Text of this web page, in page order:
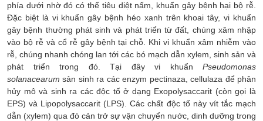
phía dưới nhờ đó có thể tiêu diệt nấm, khuẩn gây bệnh hại bộ rễ.
Đặc biệt là vi khuẩn gây bệnh héo xanh trên khoai tây, vi khuẩn
gây bệnh thường phát sinh và phát triển từ đất, chúng xâm nhập
vào bộ rễ và cổ rễ gây bệnh tại chỗ. Khi vi khuẩn xâm nhiễm vào
rễ, chúng nhanh chóng lan tới các bó mạch dẫn xylem, sinh sản và
phát triển trong đó. Tại đây vi khuẩn Pseudomonas
solanacearum sản sinh ra các enzym pectinaza, cellulaza để phân
hủy mô và sinh ra các độc tố ở dạng Exopolysaccarit (còn gọi là
EPS) và Lipopolysaccarit (LPS). Các chất độc tố này vít tắc mạch
dẫn (xylem) qua đó cản trở sự vận chuyển nước, dinh dưỡng trong